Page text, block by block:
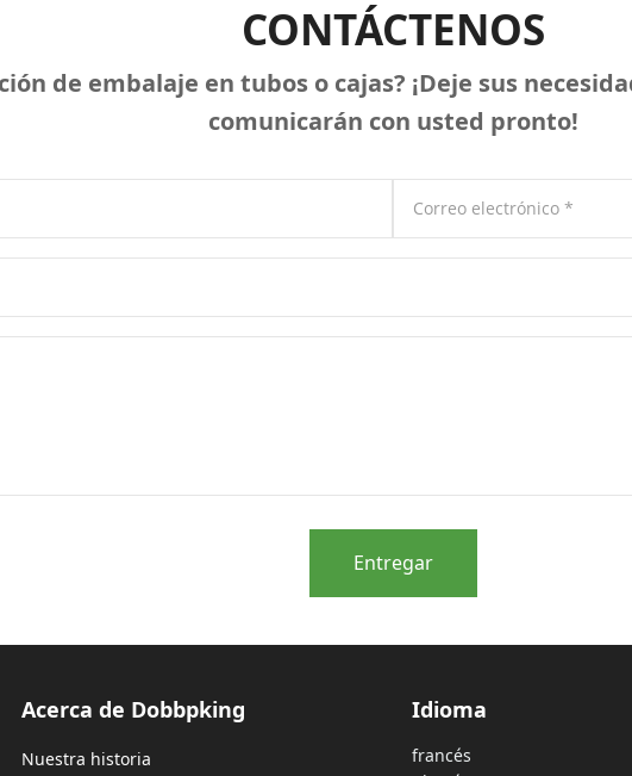
CONTÁCTENOS
de embalaje en tubos o cajas? ¡Deje sus
comunicarán con usted pronto!
Correo electrónico *
Entregar
Acerca de Dobbpking
Nuestra historia
Idioma
francés